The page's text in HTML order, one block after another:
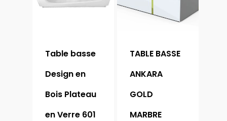
Table basse
Design en
Bois Plateau
en Verre 601
TABLE BASSE
ANKARA
GOLD
MARBRE